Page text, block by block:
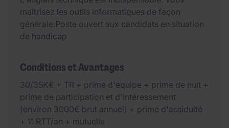
maîtrisez les outils informatiques de façon
générale.Poste ouvert aux candidats en situation
de handicap
Conditions et Avantages
30/35K€ + TR + prime d'équipe + prime de nuit +
prime de participation et d'intéressement
(environ 3000€ brut annuel) + prime d'assiduité
+ 11 RTT/an + mutuelle